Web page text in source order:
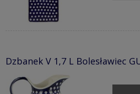
Dzbanek V 1,7 L Bolesławiec